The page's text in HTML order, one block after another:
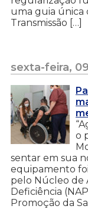
uma guia única
Transmissão […]
sexta-feira,
o
sentar em sua
equipamento
pelo Núcleo de
Deficiência
Promoção da